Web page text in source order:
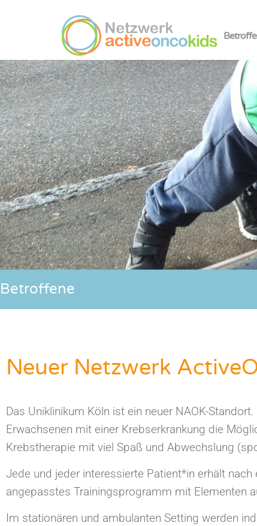
Betroffene
Neuer Netzwerk
Das Uniklinikum Köln ist ein neuer NAOK-Standort.
Erwachsenen mit einer Krebserkrankung die
Krebstherapie mit viel Spaß und Abwechslung
Jede und jeder interessierte Patient*in erhält
angepasstes Trainingsprogramm mit Elementen
Im stationären und ambulanten Setting werden